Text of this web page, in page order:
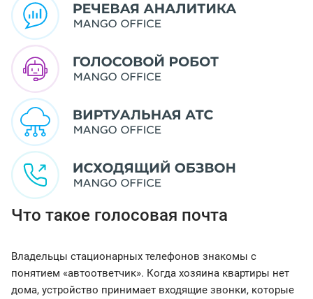
Что такое голосовая почта
Владельцы стационарных телефонов знакомы с
понятием «автоответчик». Когда хозяина квартиры нет
дома, устройство принимает входящие звонки, которые